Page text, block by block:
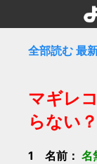
全部読む 最
マギレ
らない
1 名前： 名